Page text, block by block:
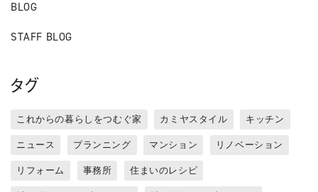
BLOG
STAFF BLOG
タグ
これからの暮らしをつむぐ家 カミヤスタイル キッチン
ニュース プランニング マンション リノベーション
リフォーム 事務所 住まいのレシピ